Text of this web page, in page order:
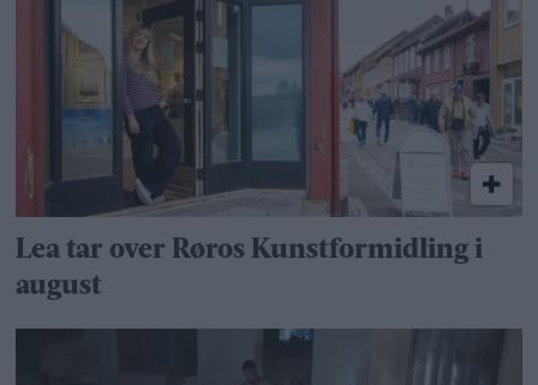
Lea tar over Røros Kunstformidling i
august